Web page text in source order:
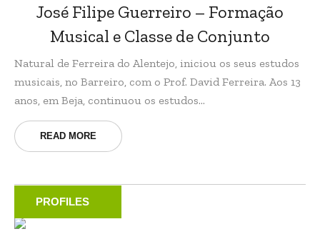
José Filipe Guerreiro – Formação
Musical e Classe de Conjunto
Natural de Ferreira do Alentejo, iniciou os seus estudos
musicais, no Barreiro, com o Prof. David Ferreira. Aos 13
anos, em Beja, continuou os estudos...
READ MORE
PROFILES